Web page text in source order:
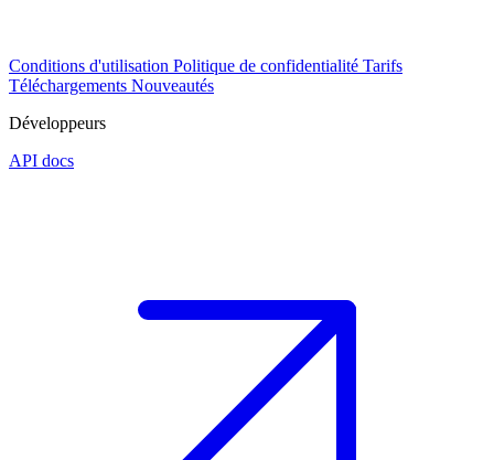
Conditions d'utilisation Politique de confidentialité Tarifs
Téléchargements Nouveautés
Développeurs
API docs